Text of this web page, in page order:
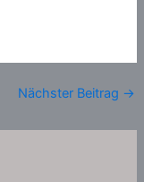
Nächster Beitrag →